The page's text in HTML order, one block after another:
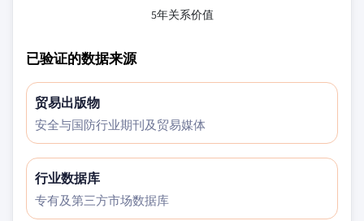
5年关系价值
已验证的数据来源
贸易出版物
安全与国防行业期刊及贸易媒体
行业数据库
专有及第三方市场数据库